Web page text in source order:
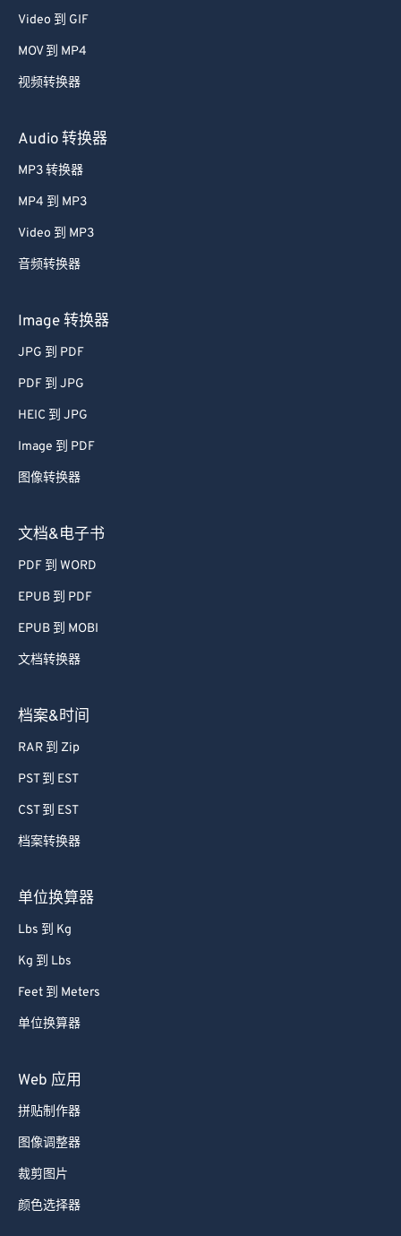
Video 到 GIF
MOV 到 MP4
视频转换器
Audio 转换器
MP3 转换器
MP4 到 MP3
Video 到 MP3
音频转换器
Image 转换器
JPG 到 PDF
PDF 到 JPG
HEIC 到 JPG
Image 到 PDF
图像转换器
文档&电子书
PDF 到 WORD
EPUB 到 PDF
EPUB 到 MOBI
文档转换器
档案&时间
RAR 到 Zip
PST 到 EST
CST 到 EST
档案转换器
单位换算器
Lbs 到 Kg
Kg 到 Lbs
Feet 到 Meters
单位换算器
Web 应用
拼贴制作器
图像调整器
裁剪图片
颜色选择器